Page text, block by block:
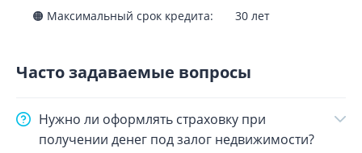
🟠 Максимальный срок кредита: 30 лет
Часто задаваемые вопросы
Нужно ли оформлять страховку при
получении денег под залог недвижимости?